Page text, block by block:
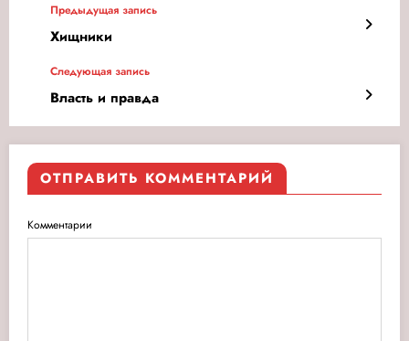
Предыдущая запись
Хищники
Следующая запись
Власть и правда
ОТПРАВИТЬ КОММЕНТАРИЙ
Комментарии